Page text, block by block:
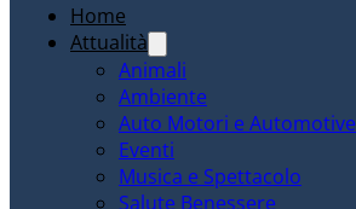
Home
Attualità
Animali
Ambiente
Auto Motori e Automotive
Eventi
Musica e Spettacolo
Salute Benessere